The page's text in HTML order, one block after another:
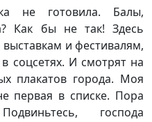
не готовила. Балы,
Как бы не так! Здесь
и фестивалям,
соцсетях. И смотрят на
плакатов города. Моя
первая в списке. Пора
господа